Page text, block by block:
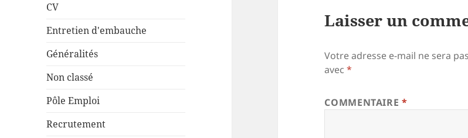
CV
Entretien d'embauche
Généralités
Non classé
Pôle Emploi
Recrutement
Laisser un
Votre adresse e-mail ne sera
avec*
COMMENTAIRE*